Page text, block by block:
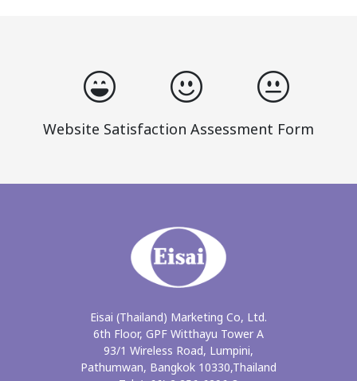
Website Satisfaction Assessment Form
Eisai (Thailand) Marketing Co, Ltd.
6th Floor, GPF Witthayu Tower A
93/1 Wireless Road, Lumpini,
Pathumwan, Bangkok 10330,Thailand